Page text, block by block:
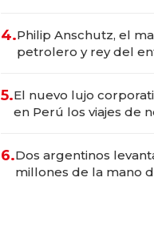
4.Philip Anschutz, el
petrolero y rey del
5.El nuevo lujo
en Perú los viajes de
en experiencias
6.Dos argentinos
millones de la mano